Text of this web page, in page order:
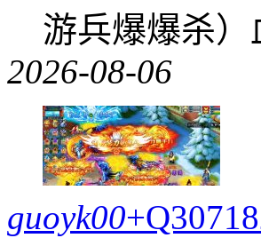
游兵爆爆杀
2026-08-06
guoyk00